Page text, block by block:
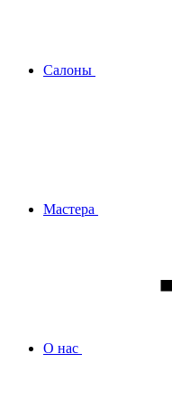
Салоны
Мастера
О нас